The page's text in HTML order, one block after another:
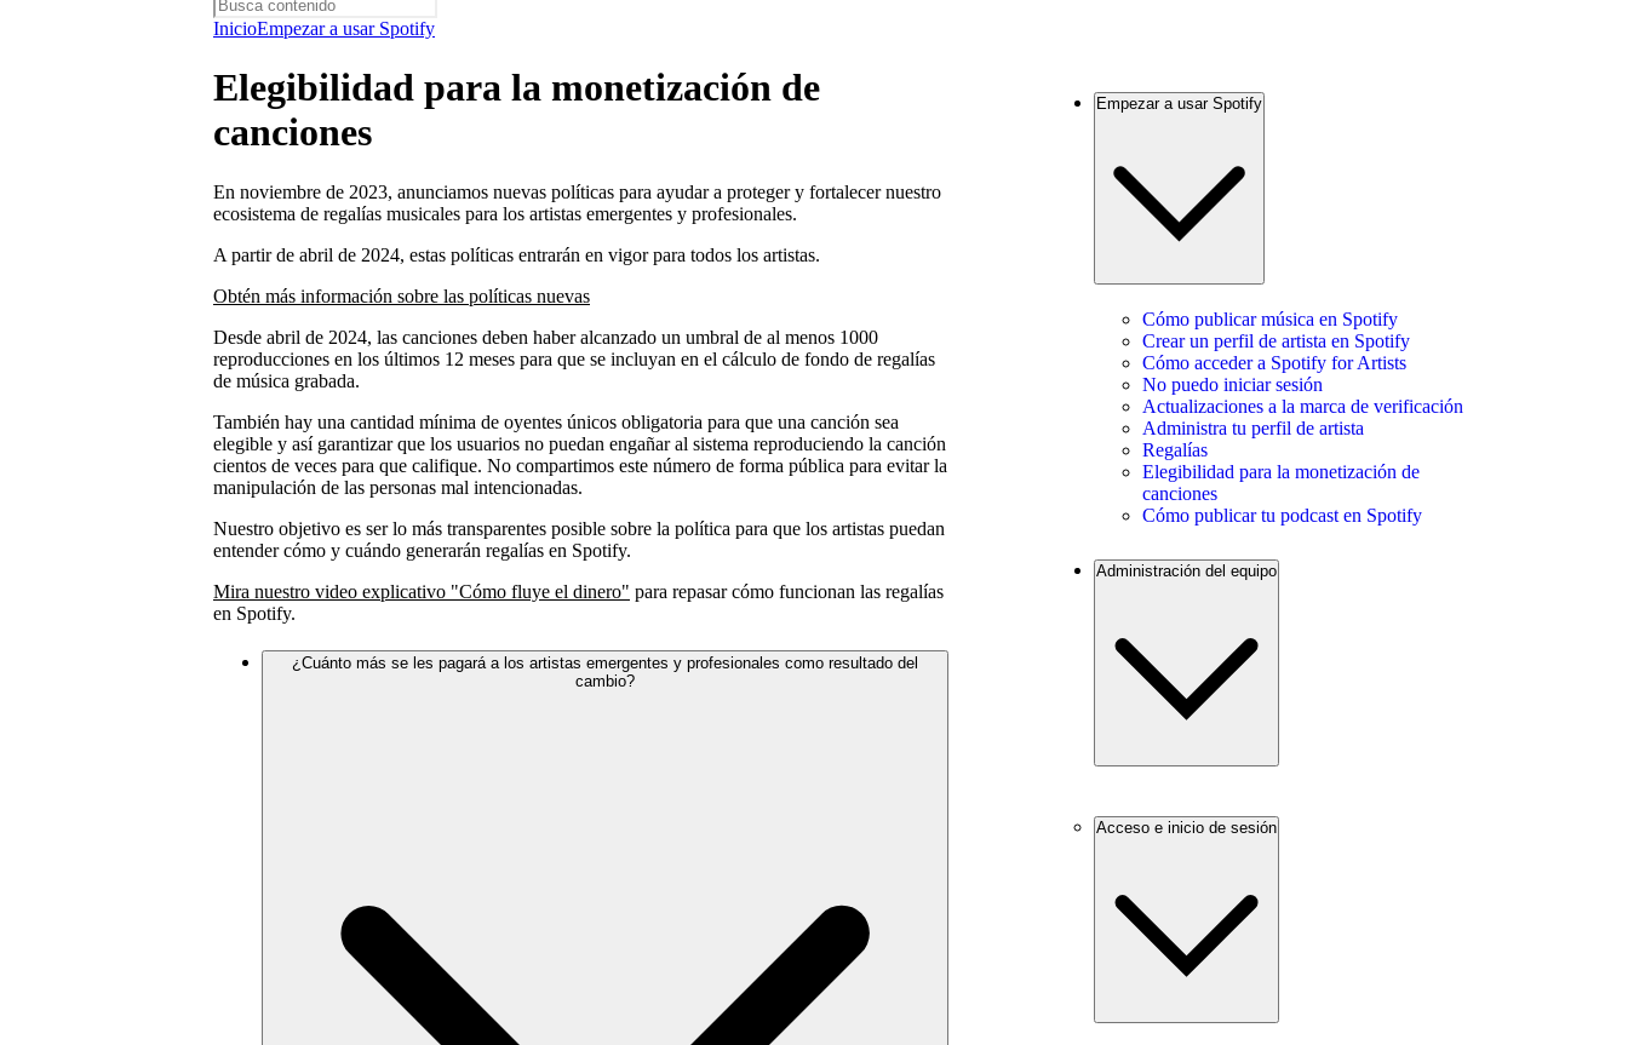
InicioEmpezar a usar Spotify
Elegibilidad para la monetización de
canciones
En noviembre de 2023, anunciamos nuevas políticas para ayudar a proteger y fortalecer nuestro
ecosistema de regalías musicales para los artistas emergentes y profesionales.
A partir de abril de 2024, estas políticas entrarán en vigor para todos los artistas.
Obtén más información sobre las políticas nuevas
Desde abril de 2024, las canciones deben haber alcanzado un umbral de al menos 1000
reproducciones en los últimos 12 meses para que se incluyan en el cálculo de fondo de regalías
de música grabada.
También hay una cantidad mínima de oyentes únicos obligatoria para que una canción sea
elegible y así garantizar que los usuarios no puedan engañar al sistema reproduciendo la canción
cientos de veces para que califique. No compartimos este número de forma pública para evitar la
manipulación de las personas mal intencionadas.
Nuestro objetivo es ser lo más transparentes posible sobre la política para que los artistas puedan
entender cómo y cuándo generarán regalías en Spotify.
Mira nuestro video explicativo "Cómo fluye el dinero" para repasar cómo funcionan las regalías
en Spotify.
¿Cuánto más se les pagará a los artistas emergentes y profesionales como resultado del
cambio?
Empezar a usar Spotify
Cómo publicar música en Spotify
Crear un perfil de artista en Spotify
Cómo acceder a Spotify for Artists
No puedo iniciar sesión
Actualizaciones a la marca de verificación
Administra tu perfil de artista
Regalías
Elegibilidad para la monetización de
canciones
Cómo publicar tu podcast en Spotify
Administración del equipo
Acceso e inicio de sesión